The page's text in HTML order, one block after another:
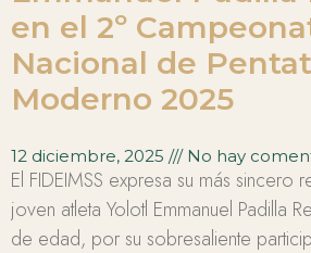
en el 2º
Nacional de
Moderno 2025
12 diciembre, 2025 No hay
El FIDEIMSS expresa su más sincero
joven atleta Yolotl Emmanuel Padilla
de edad, por su sobresaliente